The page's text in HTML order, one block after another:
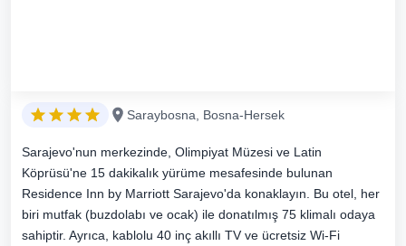
Saraybosna, Bosna-Hersek
Sarajevo'nun merkezinde, Olimpiyat Müzesi ve Latin
Köprüsü'ne 15 dakikalık yürüme mesafesinde bulunan
Residence Inn by Marriott Sarajevo'da konaklayın. Bu otel, her
biri mutfak (buzdolabı ve ocak) ile donatılmış 75 klimalı odaya
sahiptir. Ayrıca, kablolu 40 inç akıllı TV ve ücretsiz Wi-Fi